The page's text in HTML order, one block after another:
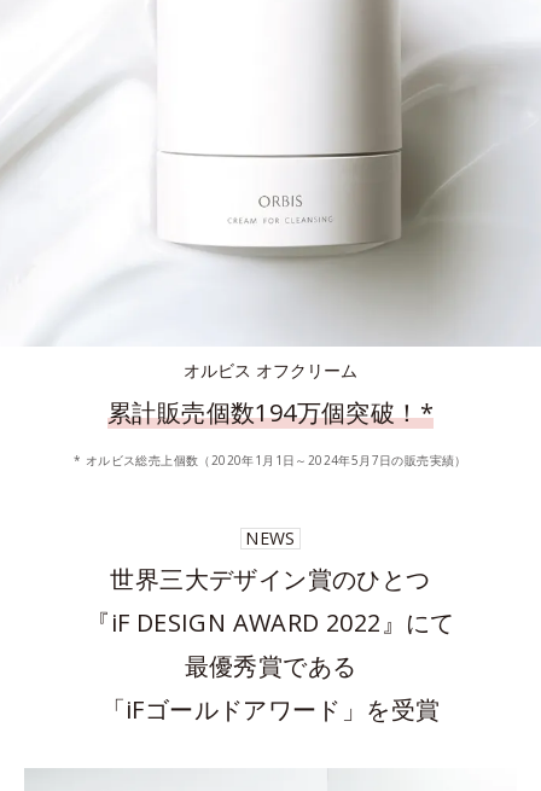
オルビス オフクリーム
累計販売個数194万個突破！*
* オルビス総売上個数（2020年1月1日～2024年5月7日の販売実績）
NEWS
世界三大デザイン賞のひとつ
『iF DESIGN AWARD 2022』にて
最優秀賞である
「iFゴールドアワード」を受賞